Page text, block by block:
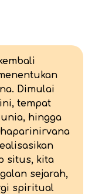
Dimulai
tempat
hingga
situs, kita
sejarah,
spiritual